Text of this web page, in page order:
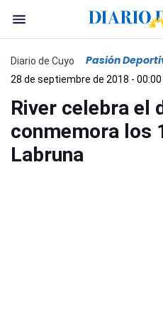
Diario de Cuyo Pasión
28 de septiembre de 2018 - 00:00
River celebra el
conmemora los
Labruna